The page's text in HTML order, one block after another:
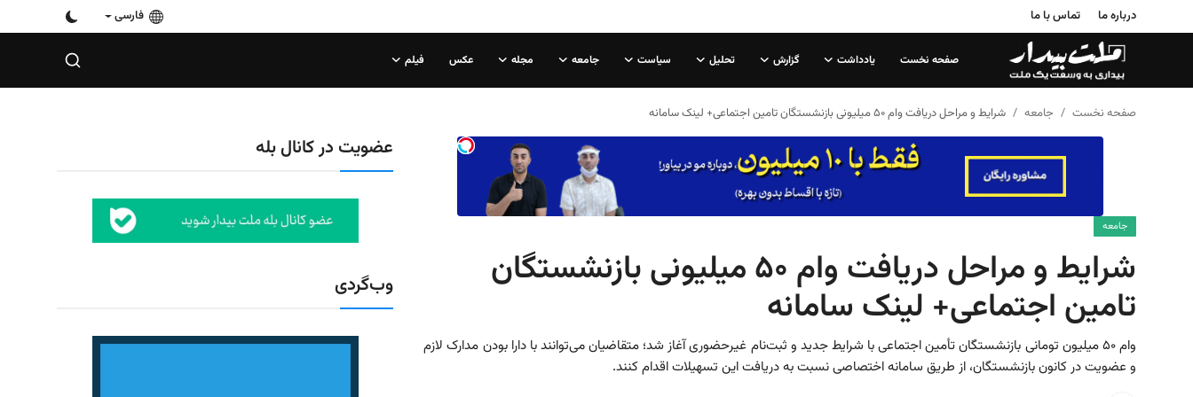
درباره ما تماس با ما فارسی
صفحه نخست یادداشت گزارش تحلیل سیاست جامعه مجله عکس فیلم
صفحه نخست
سیاست
صفحه نخست جامعه شرایط و مراحل دریافت وام ۵۰ میلیونی بازنشستگان تامین اجتماعی+ لینک سامانه
جامعه
شرایط و مراحل دریافت وام ۵۰ میلیونی بازنشستگان
تامین اجتماعی+ لینک سامانه
وام ۵۰ میلیون تومانی بازنشستگان تأمین اجتماعی با شرایط جدید و ثبت‌نام غیرحضوری آغاز شد؛ متقاضیان می‌توانند با دارا بودن مدارک لازم
و عضویت در کانون بازنشستگان، از طریق سامانه اختصاصی نسبت به دریافت این تسهیلات اقدام کنند.
عضویت در کانال بله
وب‌گردی